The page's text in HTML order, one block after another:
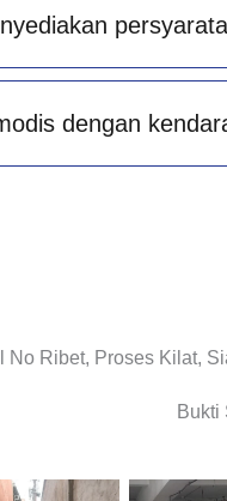
dengan
No Ribet, Proses Kilat,
Bukti